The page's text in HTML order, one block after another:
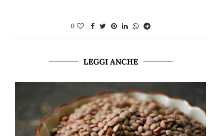
0
LEGGI ANCHE